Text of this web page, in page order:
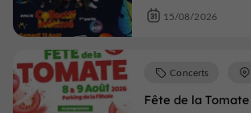
15/08/2026
Fête de la Tomate
Concerts